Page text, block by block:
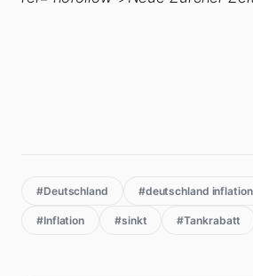
#Deutschland #deutschland inflation
#Inflation #sinkt #Tankrabatt